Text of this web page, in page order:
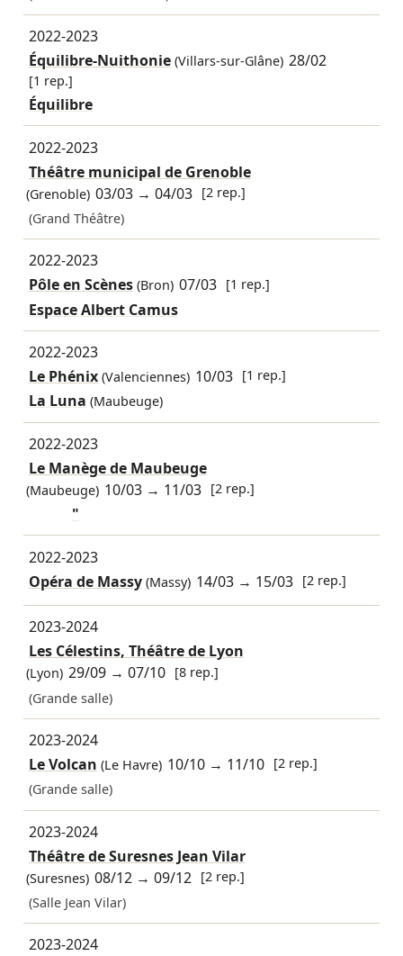
2022-2023
Équilibre-Nuithonie(Villars-sur-Glâne) 28/02
[1 rep.]
Équilibre
2022-2023
Théâtre municipal de Grenoble
(Grenoble) 03/03 →04/03 [2 rep.]
(Grand Théâtre)
2022-2023
Pôle en Scènes(Bron) 07/03 [1 rep.]
Espace Albert Camus
2022-2023
Le Phénix(Valenciennes) 10/03 [1 rep.]
La Luna (Maubeuge)
2022-2023
Le Manège de Maubeuge
(Maubeuge) 10/03 → 11/03 [2 rep.]
"
2022-2023
Opéra de Massy(Massy) 14/03 → 15/03 [2 rep.]
2023-2024
Les Célestins, Théâtre de Lyon
(Lyon) 29/09 →07/10 [8 rep.]
(Grande salle)
2023-2024
Le Volcan (Le Havre) 10/10 → 11/10 [2 rep.]
(Grande salle)
2023-2024
Théâtre de Suresnes Jean Vilar
(Suresnes) 08/12 →09/12 [2 rep.]
(Salle Jean Vilar)
2023-2024